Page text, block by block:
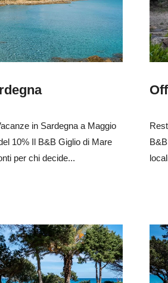
in Sardegna a Maggio
10% Il B&B Giglio di Mare
per chi decide...